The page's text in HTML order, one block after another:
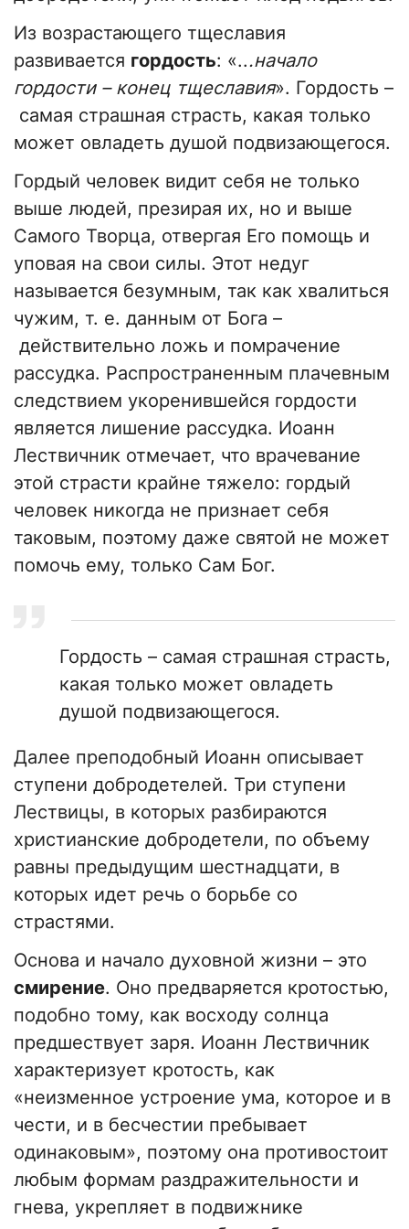
Из возрастающего тщеславия
развивается гордость: «...начало
гордости – конец тщеславия». Гордость –
самая страшная страсть, какая только
может овладеть душой подвизающегося.
Гордый человек видит себя не только
выше людей, презирая их, но и выше
Самого Творца, отвергая Его помощь и
уповая на свои силы. Этот недуг
называется безумным, так как хвалиться
чужим, т. е. данным от Бога –
действительно ложь и помрачение
рассудка. Распространенным плачевным
следствием укоренившейся гордости
является лишение рассудка. Иоанн
Лествичник отмечает, что врачевание
этой страсти крайне тяжело: гордый
человек никогда не признает себя
таковым, поэтому даже святой не может
помочь ему, только Сам Бог.
Гордость – самая страшная страсть,
какая только может овладеть
душой подвизающегося.
Далее преподобный Иоанн описывает
ступени добродетелей. Три ступени
Лествицы, в которых разбираются
христианские добродетели, по объему
равны предыдущим шестнадцати, в
которых идет речь о борьбе со
страстями.
Основа и начало духовной жизни – это
смирение. Оно предваряется кротостью,
подобно тому, как восходу солнца
предшествует заря. Иоанн Лествичник
характеризует кротость, как
«неизменное устроение ума, которое и в
чести, и в бесчестии пребывает
одинаковым», поэтому она противостоит
любым формам раздражительности и
гнева, укрепляет в подвижнике